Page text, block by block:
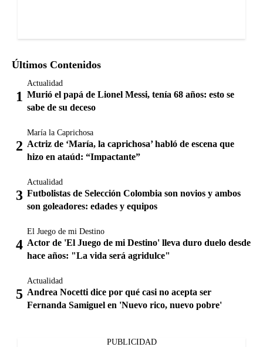
Últimos Contenidos
Actualidad
Murió el papá de Lionel Messi, tenía 68 años: esto se
sabe de su deceso
María la Caprichosa
Actriz de ‘María, la caprichosa’ habló de escena que
hizo en ataúd: “Impactante”
Actualidad
Futbolistas de Selección Colombia son novios y ambos
son goleadores: edades y equipos
El Juego de mi Destino
Actor de 'El Juego de mi Destino' lleva duro duelo desde
hace años: "La vida será agridulce"
Actualidad
Andrea Nocetti dice por qué casi no acepta ser
Fernanda Samiguel en 'Nuevo rico, nuevo pobre'
PUBLICIDAD